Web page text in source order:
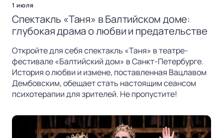
1 июля
Спектакль «Таня» в Балтийском доме:
глубокая драма о любви и предательстве
Откройте для себя спектакль «Таня» в театре-
фестивале «Балтийский дом» в Санкт-Петербурге.
История о любви и измене, поставленная Вацлавом
Дембовским, обещает стать настоящим сеансом
психотерапии для зрителей. Не пропустите!